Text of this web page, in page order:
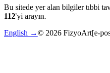
Bu sitede yer alan bilgiler tıbbi
112'yi arayın.
English →© 2026 FizyoArt[e-